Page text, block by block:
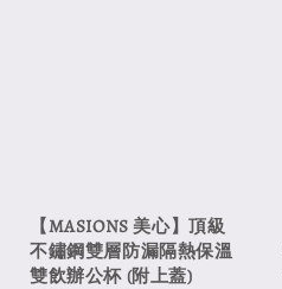
【MASIONS 美心】頂級
不鏽鋼雙層防漏隔熱保溫
雙飲辦公杯 (附上蓋)